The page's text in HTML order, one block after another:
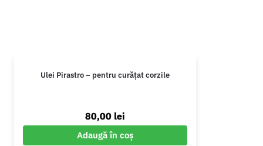
Ulei Pirastro – pentru curățat corzile
80,00 lei
Adaugă în coș